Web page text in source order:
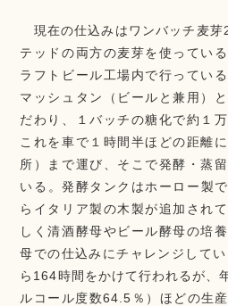
現在の仕込みはワンバッチ麦芽
テッドの両方の麦芽を使ってい
ラフトビール工場内で行ってい
マッシュタン（ビールと兼用）
だわり、１バッチの糖化で約１
これを車で１時間半ほどの距離
所）まで運び、そこで発酵・蒸
いる。発酵タンクはホーロー製
らイタリア製の木製が追加され
しく清酒酵母やビール酵母の培
母での仕込みにチャレンジして
ら164時間をかけて行われるが、
ルコール度数64.5％）ほどの生